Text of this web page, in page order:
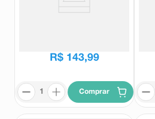
Lakos 100mg 30 Comprimidos
R$ 143,99
Comprar